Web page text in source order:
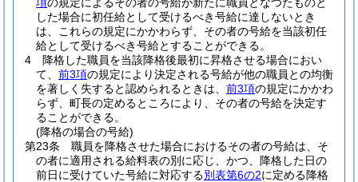
した場合に初任給として受けるべき号給に達しないとき
は、これらの規定にかかわらず、その者の号給を当該初任
給として受けるべき号給とすることができる。
4
降格した職員を当該降格後最初に昇格させる場合におい
て、 前3項の規定により決定される号給が他の職員との均衡
を著しく失すると認められるときは、 前3項の規定にかかわ
らず、町長の定めるところにより、その者の号給を決定す
ることができる。
(降格の場合の号給)
第23条
職員を降格させた場合におけるその者の号給は、そ
の者に適用される給料表の別に応じ、かつ、降格した日の
前日に受けていた号給に対応する別表第6の2に定める降格